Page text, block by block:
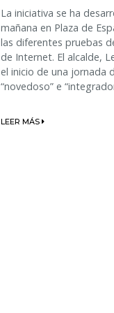
La iniciativa se ha
mañana en Plaza de
las diferentes pruebas
de Internet. El alcalde,
el inicio de una jornada
“novedoso” e
LEER MÁS